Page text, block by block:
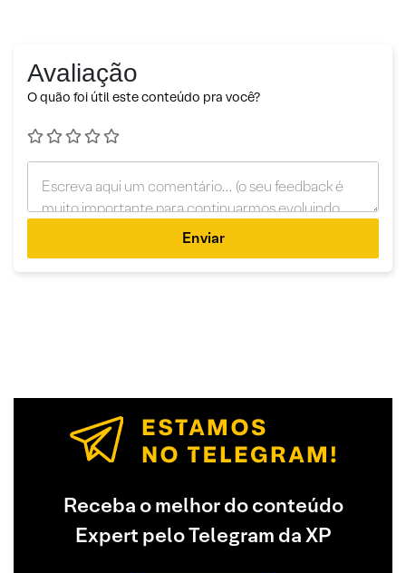
Avaliação
O quão foi útil este conteúdo pra você?
Enviar
Receba o melhor do conteúdo
Expert pelo Telegram da XP